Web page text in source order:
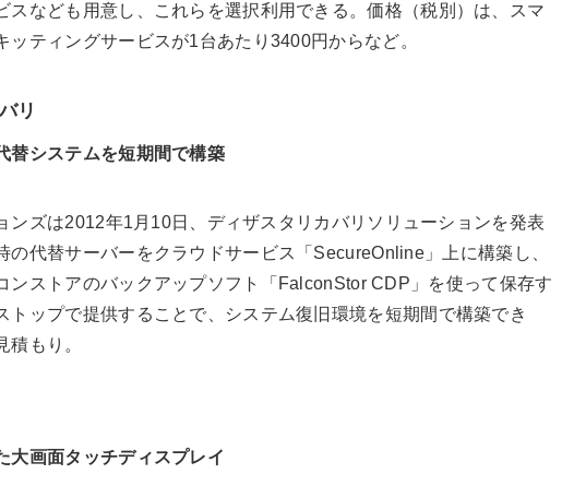
スなども用意し、これらを選択利用できる。価格（税別）は、スマ
ッティングサービスが1台あたり3400円からなど。
リ
替システムを短期間で構築
ンズは2012年1月10日、ディザスタリカバリソリューションを発表
の代替サーバーをクラウドサービス「SecureOnline」上に構築し、
ンストアのバックアップソフト「FalconStor CDP」を使って保存す
トップで提供することで、システム復旧環境を短期間で構築でき
積もり。
大画面タッチディスプレイ